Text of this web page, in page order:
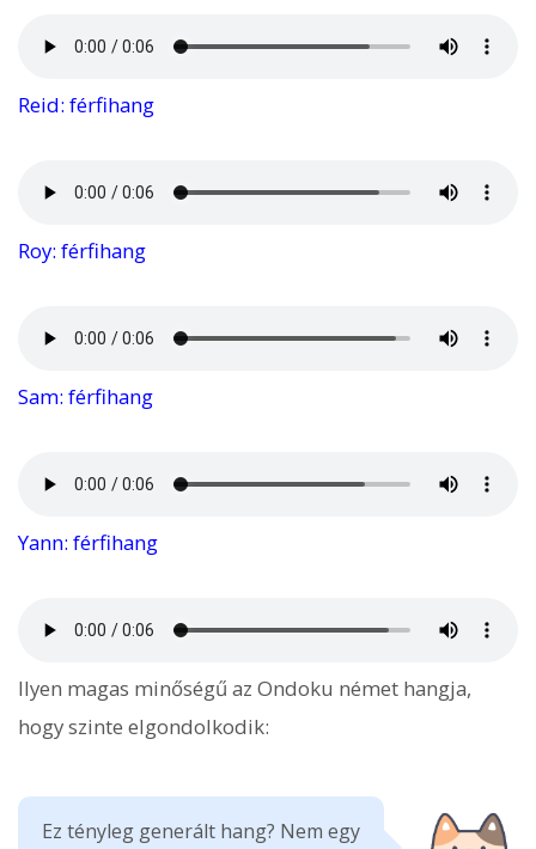
Reid: férfihang
Roy: férfihang
Sam: férfihang
Yann: férfihang
Ilyen magas minőségű az Ondoku német hangja,
hogy szinte elgondolkodik:
Ez tényleg generált hang? Nem egy